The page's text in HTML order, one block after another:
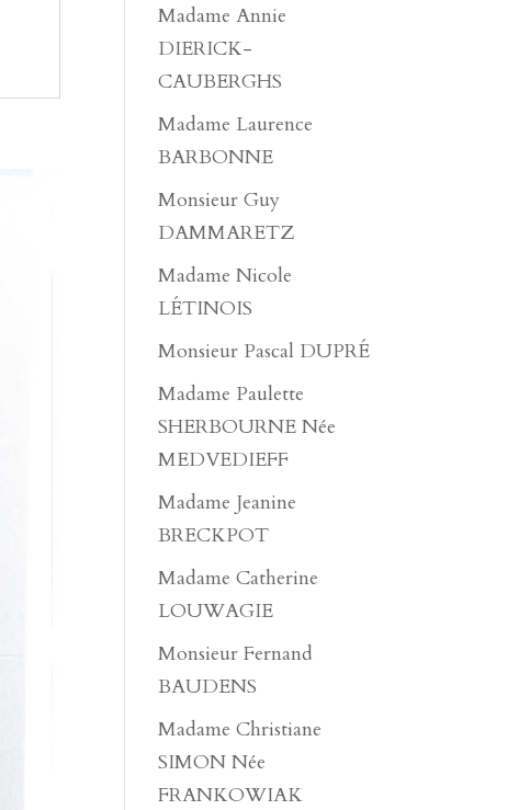
Madame Annie
DIERICK-
CAUBERGHS
Madame Laurence
BARBONNE
Monsieur Guy
DAMMARETZ
Madame Nicole
LÉTINOIS
Monsieur Pascal DUPRÉ
Madame Paulette
SHERBOURNE Née
MEDVEDIEFF
Madame Jeanine
BRECKPOT
Madame Catherine
LOUWAGIE
Monsieur Fernand
BAUDENS
Madame Christiane
SIMON Née
FRANKOWIAK